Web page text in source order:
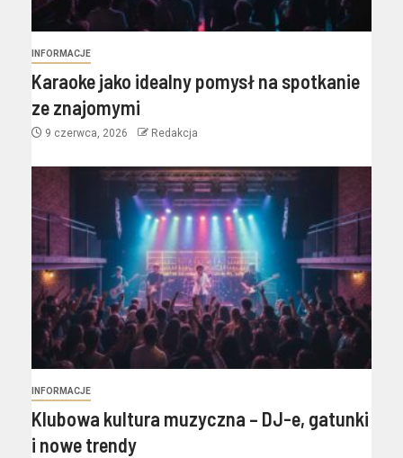
INFORMACJE
Karaoke jako idealny pomysł na spotkanie
ze znajomymi
9 czerwca, 2026 Redakcja
INFORMACJE
Klubowa kultura muzyczna – DJ-e, gatunki
i nowe trendy